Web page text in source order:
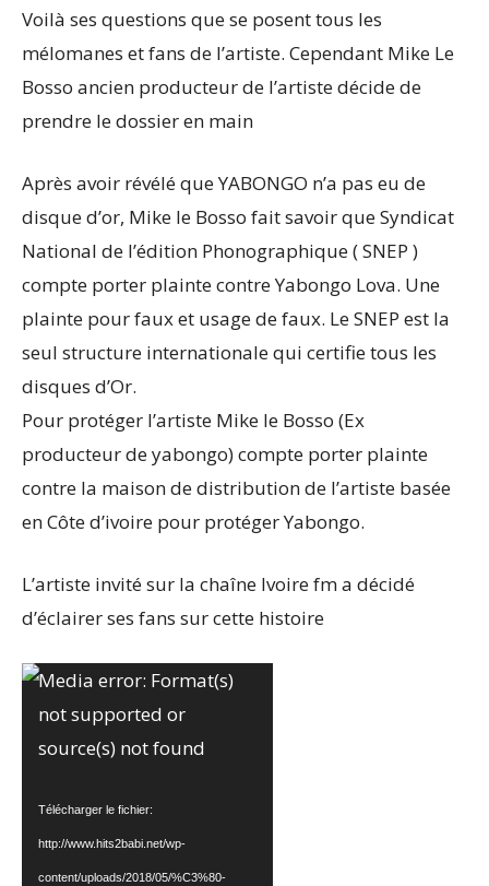
Voilà ses questions que se posent tous les
mélomanes et fans de l’artiste. Cependant Mike Le
Bosso ancien producteur de l’artiste décide de
prendre le dossier en main
Après avoir révélé que YABONGO n’a pas eu de
disque d’or, Mike le Bosso fait savoir que Syndicat
National de l’édition Phonographique ( SNEP )
compte porter plainte contre Yabongo Lova. Une
plainte pour faux et usage de faux. Le SNEP est la
seul structure internationale qui certifie tous les
disques d’Or.
Pour protéger l’artiste Mike le Bosso (Ex
producteur de yabongo) compte porter plainte
contre la maison de distribution de l’artiste basée
en Côte d’ivoire pour protéger Yabongo.
L’artiste invité sur la chaîne Ivoire fm a décidé
d’éclairer ses fans sur cette histoire
Lecteur
vidéo
Media error: Format(s)
not supported or
source(s) not found
Télécharger le fichier:
http://www.hits2babi.net/wp-
content/uploads/2018/05/%C3%80-